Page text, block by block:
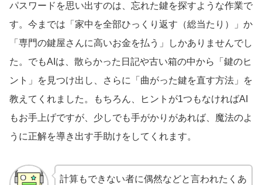
パスワードを思い出すのは、忘れた鍵を探すような作業で
す。今までは「家中を全部ひっくり返す（総当たり）」か
「専門の鍵屋さんに高いお金を払う」しかありませんでし
た。でもAIは、散らかった日記や古い箱の中から「鍵のヒ
ント」を見つけ出し、さらに「曲がった鍵を直す方法」を
教えてくれました。もちろん、ヒントが1つもなければAI
もお手上げですが、少しでも手がかりがあれば、魔法のよ
うに正解を導き出す手助けをしてくれます。
計算もできない者に偶然などと言われたくあ